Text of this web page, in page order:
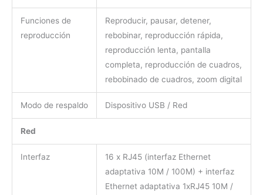
Funciones de
reproducción
Reproducir, pausar, detener,
rebobinar, reproducción rápida,
reproducción lenta, pantalla
completa, reproducción de cuadros,
rebobinado de cuadros, zoom digital
Modo de respaldo Dispositivo USB / Red
Red
Interfaz
16 x RJ45 (interfaz Ethernet
adaptativa 10M / 100M) + interfaz
Ethernet adaptativa 1xRJ45 10M /